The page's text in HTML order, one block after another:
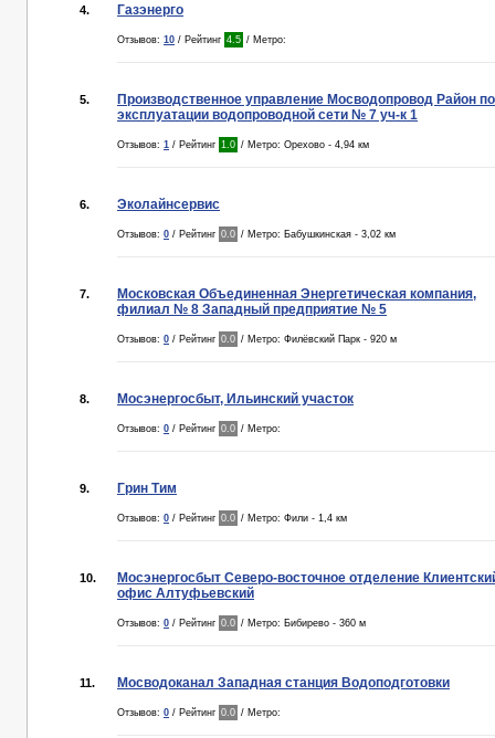
4. Газэнерго
Отзывов: 10 / Рейтинг 4.5 / Метро:
5.
Производственное управление Мосводопровод Район по
эксплуатации водопроводной сети № 7 уч-к 1
Отзывов: 1 / Рейтинг 1.0 / Метро: Орехово - 4,94 км
6. Эколайнсервис
Отзывов: 0 / Рейтинг 0.0 / Метро: Бабушкинская - 3,02 км
7.
Московская Объединенная Энергетическая компания,
филиал № 8 Западный предприятие № 5
Отзывов: 0 / Рейтинг 0.0 / Метро: Филёвский Парк - 920 м
8. Мосэнергосбыт, Ильинский участок
Отзывов: 0 / Рейтинг 0.0 / Метро:
9. Грин Тим
Отзывов: 0 / Рейтинг 0.0 / Метро: Фили - 1,4 км
10.
Мосэнергосбыт Северо-восточное отделение
офис Алтуфьевский
Отзывов: 0 / Рейтинг 0.0 / Метро: Бибирево - 360 м
11. Мосводоканал Западная станция Водоподготовки
Отзывов: 0 / Рейтинг 0.0 / Метро: